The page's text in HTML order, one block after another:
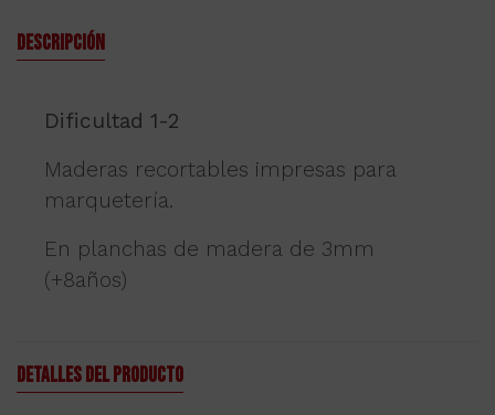
Descripción
Dificultad 1-2
Maderas recortables impresas para
marquetería.
En planchas de madera de 3mm
(+8años)
Detalles del producto